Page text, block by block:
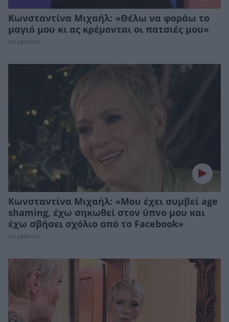
Κωνσταντίνα Μιχαήλ: «Θέλω να φοράω το
μαγιό μου κι ας κρέμονται οι πατσιές μου»
CELEBRITIES
Κωνσταντίνα Μιχαήλ: «Μου έχει συμβεί age
shaming, έχω σηκωθεί στον ύπνο μου και
έχω σβήσει σχόλιο από το Facebook»
CELEBRITIES